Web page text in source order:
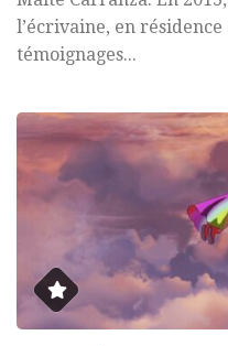
l’écrivaine, en
témoignages...